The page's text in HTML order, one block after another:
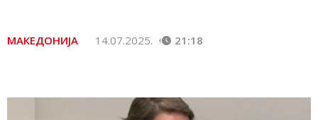
МАКЕДОНИЈА 14.07.2025. 21:18